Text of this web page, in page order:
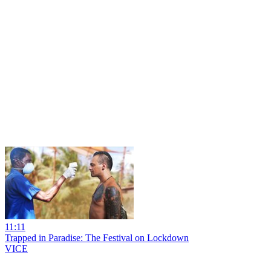
11:11
Trapped in Paradise: The Festival on Lockdown
VICE